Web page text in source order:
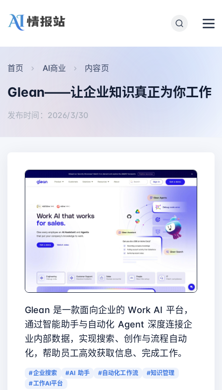
首页 AI商业 内容页
Glean——让企业知识真正为你工作
发布时间：2026/3/30
Glean 是一款面向企业的 Work AI 平台，
通过智能助手与自动化 Agent 深度连接企
业内部数据，实现搜索、创作与流程自动
化，帮助员工高效获取信息、完成工作。
#企业搜索 #AI 助手 #自动化工作流
#知识管理
#工作AI平台